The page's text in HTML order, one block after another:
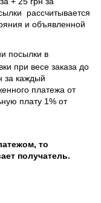
рассчитывается
и объявленной
посылки в
при весе заказа до
за каждый
платежа от
плату 1% от
то
получатель.